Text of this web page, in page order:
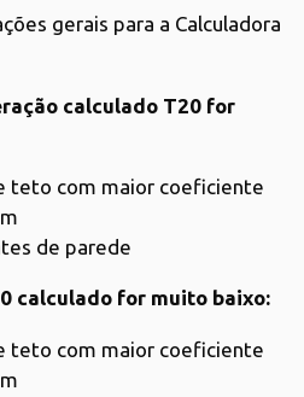
gerais para a Calculadora
calculado T20 for
teto com maior coeficiente
de parede
calculado for muito baixo:
teto com maior coeficiente